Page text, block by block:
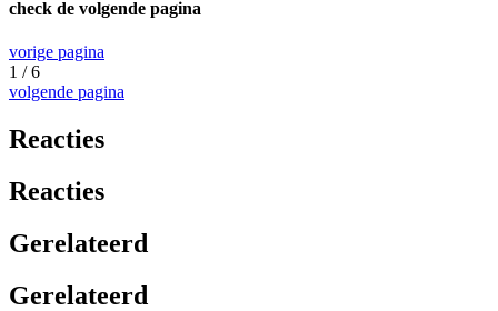
check de volgende pagina
vorige pagina
1 / 6
volgende pagina
Reacties
Reacties
Gerelateerd
Gerelateerd